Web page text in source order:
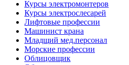
Курсы электромонтеров
Курсы электрослесарей
Лифтовые профессии
Машинист крана
Младщий мед.персонал
Морские профессии
Облицовщик